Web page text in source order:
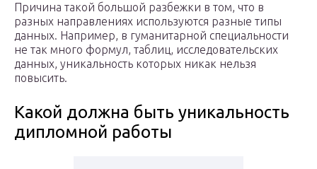
Причина такой большой разбежки в том, что в
разных направлениях используются разные типы
данных. Например, в гуманитарной специальности
не так много формул, таблиц, исследовательских
данных, уникальность которых никак нельзя
повысить.
Какой должна быть уникальность
дипломной работы